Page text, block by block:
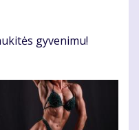
gy­ve­ni­mu!